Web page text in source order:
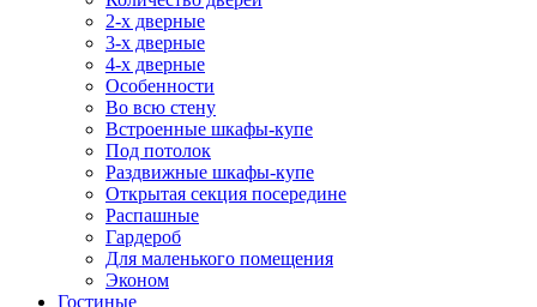
2-х дверные
3-х дверные
4-х дверные
Особенности
Во всю стену
Встроенные шкафы-купе
Под потолок
Раздвижные шкафы-купе
Открытая секция посередине
Распашные
Гардероб
Для маленького помещения
Эконом
Гостиные